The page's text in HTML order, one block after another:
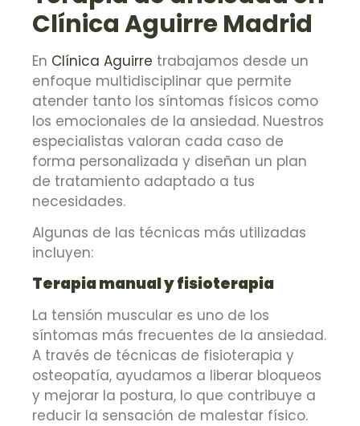
Clínica Aguirre Madrid
En Clínica Aguirre trabajamos desde un
enfoque multidisciplinar que permite
atender tanto los síntomas físicos como
los emocionales de la ansiedad. Nuestros
especialistas valoran cada caso de
forma personalizada y diseñan un plan
de tratamiento adaptado a tus
necesidades.
Algunas de las técnicas más utilizadas
incluyen:
Terapia manual y fisioterapia
La tensión muscular es uno de los
síntomas más frecuentes de la ansiedad.
A través de técnicas de fisioterapia y
osteopatía, ayudamos a liberar bloqueos
y mejorar la postura, lo que contribuye a
reducir la sensación de malestar físico.